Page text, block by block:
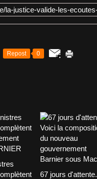
Repost 0
67 jours d'attente.